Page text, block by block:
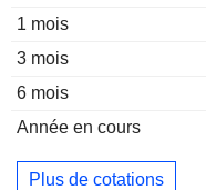
1 mois
3 mois
6 mois
Année en cours
Plus de cotations